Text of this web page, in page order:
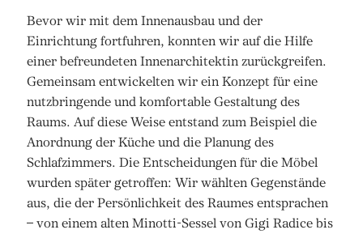
Bevor wir mit dem Innenausbau und der
Einrichtung fortfuhren, konnten wir auf die Hilfe
einer befreundeten Innenarchitektin zurückgreifen.
Gemeinsam entwickelten wir ein Konzept für eine
nutzbringende und komfortable Gestaltung des
Raums. Auf diese Weise entstand zum Beispiel die
Anordnung der Küche und die Planung des
Schlafzimmers. Die Entscheidungen für die Möbel
wurden später getroffen: Wir wählten Gegenstände
aus, die der Persönlichkeit des Raumes entsprachen
– von einem alten Minotti-Sessel von Gigi Radice bis